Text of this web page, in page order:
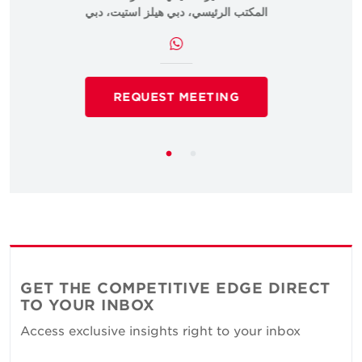
المكتب الرئيسي، دبي هيلز استيت، دبي
REQUEST MEETING
GET THE COMPETITIVE EDGE DIRECT
TO YOUR INBOX
Access exclusive insights right to your inbox